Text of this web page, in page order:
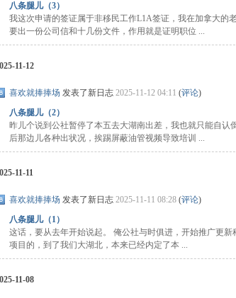
八条腿儿（3）
我这次申请的签证属于非移民工作L1A签证，我在加拿大的
要出一份公司信和十几份文件，作用就是证明职位 ...
11-12
喜欢就捧捧场 发表了新日志 2025-11-12 04:11 (评论)
八条腿儿（2）
昨儿个说到公社暂停了本五去大湖南出差，我也就只能自
后那边儿各种出状况，挨踢屏蔽油管视频导致培训 ...
11-11
喜欢就捧捧场 发表了新日志 2025-11-11 08:28 (评论)
八条腿儿（1）
这话，要从去年开始说起。 俺公社与时俱进，开始推广更
项目的，到了我们大湖北，本来已经内定了本 ...
11-08